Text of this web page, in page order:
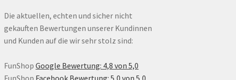
Die aktuellen, echten und sicher nicht
gekauften Bewertungen unserer Kundinnen
und Kunden auf die wir sehr stolz sind:
FunShop Google Bewertung: 4,8 von 5,0
FunShop Facebook Bewertung: 5,0 von 5,0